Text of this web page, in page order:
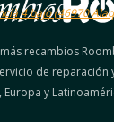
4 bajo (46970
recambios
de reparación
y